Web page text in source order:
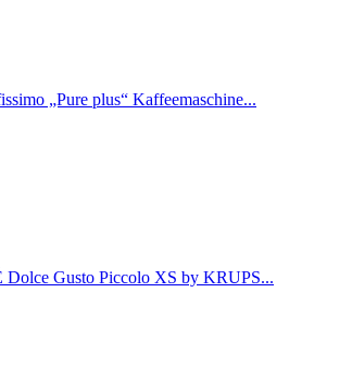
„Pure plus“ Kaffeemaschine...
Dolce Gusto Piccolo XS by KRUPS...